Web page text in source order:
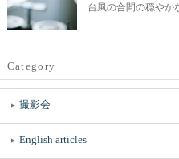
台風の合間の穏やか
Category
撮影会
English articles